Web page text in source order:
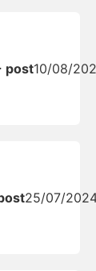
post10/08/
25/07/